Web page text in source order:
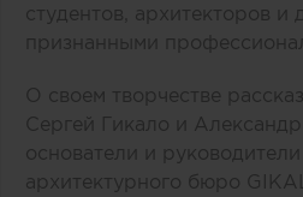
студентов, архитекторов и
признанными
О своем творчестве
Сергей Гикало и
основатели и руководители
архитектурного бюро